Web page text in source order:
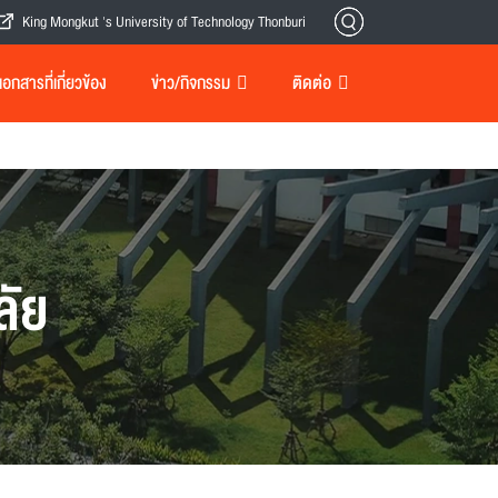
King Mongkut 's University of Technology Thonburi
กสารที่เกี่ยวข้อง ข่าว/กิจกรรม ติดต่อ
ย